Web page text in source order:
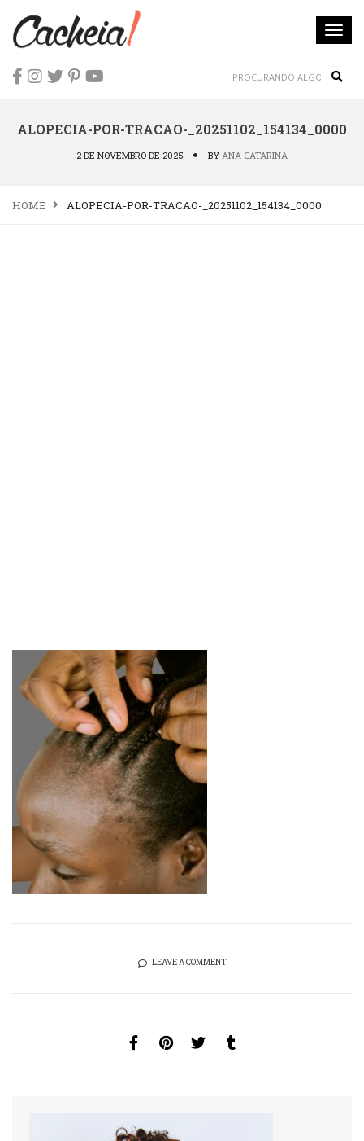
ALOPECIA-POR-TRACAO-_20251102_154134_0000
2 DE NOVEMBRO DE 2025 BY ANA CATARINA
HOME ALOPECIA-POR-TRACAO-_20251102_154134_0000
LEAVE A COMMENT